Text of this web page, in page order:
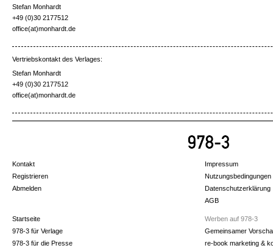
Stefan Monhardt
+49 (0)30 2177512
office(at)monhardt.de
Vertriebskontakt des Verlages:
Stefan Monhardt
+49 (0)30 2177512
office(at)monhardt.de
Kontakt
Registrieren
Abmelden
Impressum
Nutzungsbedingungen
Datenschutzerklärung
AGB
Startseite
978-3 für Verlage
978-3 für die Presse
Werben auf 978-3
Gemeinsamer
re-book marketing &